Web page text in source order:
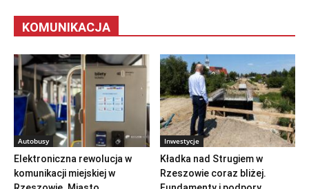
KOMUNIKACJA
Autobusy
Elektroniczna rewolucja w
komunikacji miejskiej w
Inwestycje
Kładka nad Strugiem w
Rzeszowie coraz bliżej.